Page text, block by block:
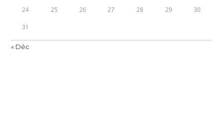
24 25 26 27 28 29 30
31
« Déc